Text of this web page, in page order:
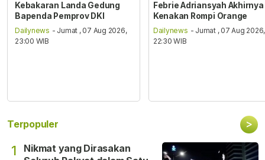
Kebakaran Landa Gedung
Bapenda Pemprov DKI
Dailynews - Jumat , 07 Aug 2026,
23:00 WIB
Febrie Adriansyah Akhirnya
Kenakan Rompi Orange
Dailynews - Jumat , 07 Aug 2026,
22:30 WIB
Terpopuler >
1
Nikmat yang Dirasakan